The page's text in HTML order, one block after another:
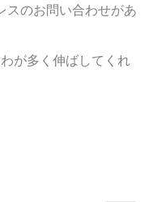
スのお問い合わせがあ
が多く伸ばしてくれ